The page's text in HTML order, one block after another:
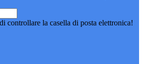
controllare la casella di posta elettronica!